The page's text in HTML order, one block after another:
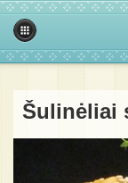
Šulinėliai